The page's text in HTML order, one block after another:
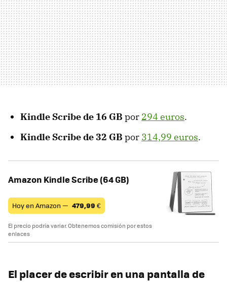
Kindle Scribe de 16 GB por 294 euros.
Kindle Scribe de 32 GB por 314,99 euros.
Amazon Kindle Scribe (64 GB)
Hoy en Amazon — 479,99 €
El precio podría variar. Obtenemos comisión por estos
enlaces
El placer de escribir en una pantalla de